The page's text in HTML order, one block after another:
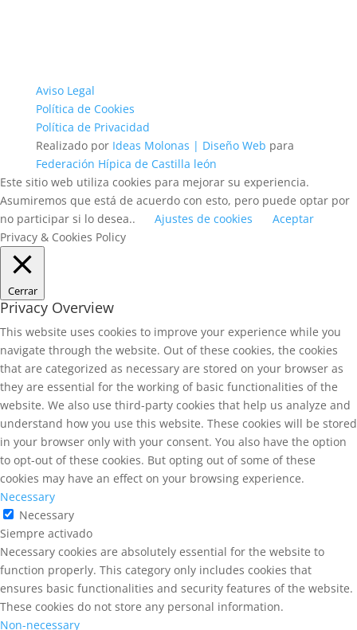
Aviso Legal
Política de Cookies
Política de Privacidad
Realizado por Ideas Molonas | Diseño Web para
Federación Hípica de Castilla león
Este sitio web utiliza cookies para mejorar su experiencia.
Asumiremos que está de acuerdo con esto, pero puede optar por
no participar si lo desea..
Ajustes de cookies
Aceptar
Privacy & Cookies Policy
Cerrar
Privacy Overview
This website uses cookies to improve your experience while you
navigate through the website. Out of these cookies, the cookies
that are categorized as necessary are stored on your browser as
they are essential for the working of basic functionalities of the
website. We also use third-party cookies that help us analyze and
understand how you use this website. These cookies will be stored
in your browser only with your consent. You also have the option
to opt-out of these cookies. But opting out of some of these
cookies may have an effect on your browsing experience.
Necessary
Necessary
Siempre activado
Necessary cookies are absolutely essential for the website to
function properly. This category only includes cookies that
ensures basic functionalities and security features of the website.
These cookies do not store any personal information.
Non-necessary